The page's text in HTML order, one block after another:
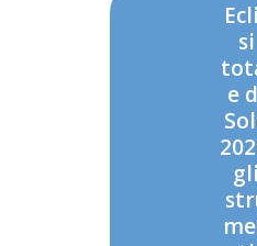
si
e
gli